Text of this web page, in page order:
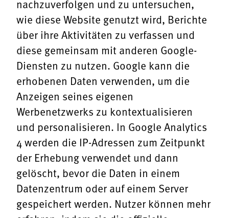
nachzuverfolgen und zu untersuchen,
wie diese Website genutzt wird, Berichte
über ihre Aktivitäten zu verfassen und
diese gemeinsam mit anderen Google-
Diensten zu nutzen. Google kann die
erhobenen Daten verwenden, um die
Anzeigen seines eigenen
Werbenetzwerks zu kontextualisieren
und personalisieren. In Google Analytics
4 werden die IP-Adressen zum Zeitpunkt
der Erhebung verwendet und dann
gelöscht, bevor die Daten in einem
Datenzentrum oder auf einem Server
gespeichert werden. Nutzer können mehr